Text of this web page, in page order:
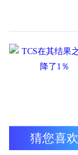
猜您喜欢